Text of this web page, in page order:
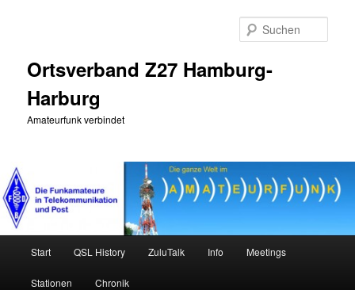
Ortsverband Z27 Hamburg-
Harburg
Amateurfunk verbindet
Start QSL History ZuluTalk Info Meetings
Stationen Chronik